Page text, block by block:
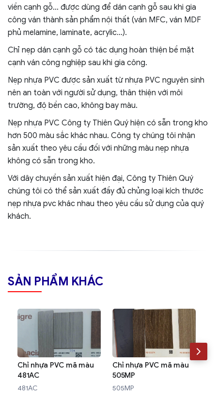
viền cạnh gỗ… được dùng để dán cạnh gỗ sau khi gia
công ván thành sản phẩm nội thất (ván MFC, ván MDF
phủ melamine, laminate, acrylic…).
Chỉ nẹp dán cạnh gỗ có tác dụng hoàn thiện bề mặt
cạnh ván công nghiệp sau khi gia công.
Nẹp nhựa PVC được sản xuất từ nhựa PVC nguyên sinh
nên an toàn với người sử dụng, thân thiện với môi
trường, độ bền cao, không bay màu.
Nẹp nhựa PVC Công ty Thiên Quý hiện có sẵn trong kho
hơn 500 màu sắc khác nhau. Công ty chúng tôi nhận
sản xuất theo yêu cầu đối với những màu nẹp nhựa
không có sẵn trong kho.
Với dây chuyền sản xuất hiện đại, Công ty Thiên Quý
chúng tôi có thể sản xuất đầy đủ chủng loại kích thước
nẹp nhựa pvc khác nhau theo yêu cầu sử dụng của quý
khách.
SẢN PHẨM KHÁC
Chỉ nhựa PVC mã màu
481AC
481AC
Chỉ nhựa PVC mã màu
505MP
505MP